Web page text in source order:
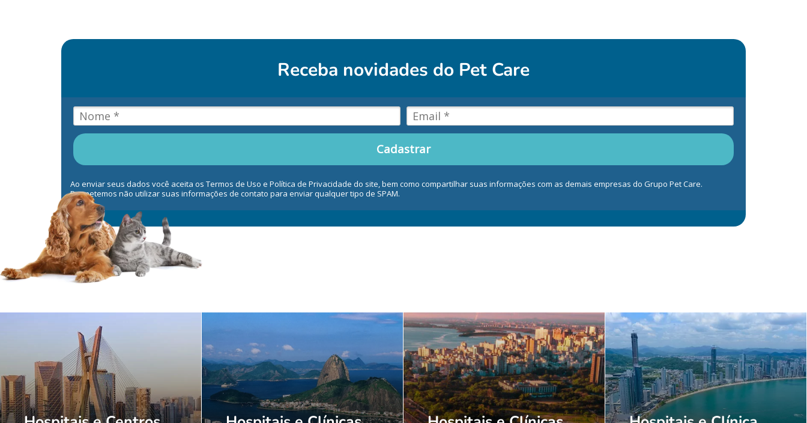
Receba novidades do Pet Care
Cadastrar
Ao enviar seus dados você aceita os Termos de Uso e Política de Privacidade do site, bem como compartilhar suas informações com as demais empresas do Grupo Pet Care.
Prometemos não utilizar suas informações de contato para enviar qualquer tipo de SPAM.